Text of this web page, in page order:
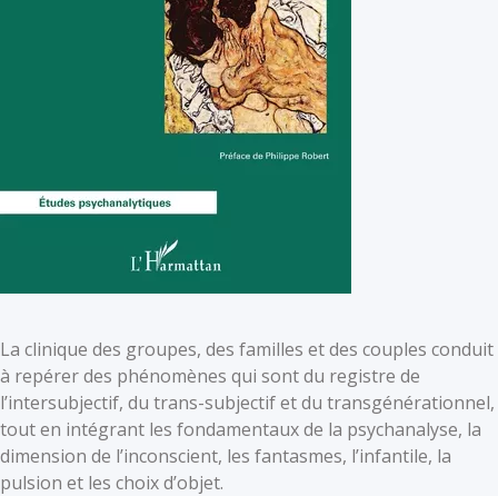
La clinique des groupes, des familles et des couples conduit
à repérer des phénomènes qui sont du registre de
l’intersubjectif, du trans-subjectif et du transgénérationnel,
tout en intégrant les fondamentaux de la psychanalyse, la
dimension de l’inconscient, les fantasmes, l’infantile, la
pulsion et les choix d’objet.